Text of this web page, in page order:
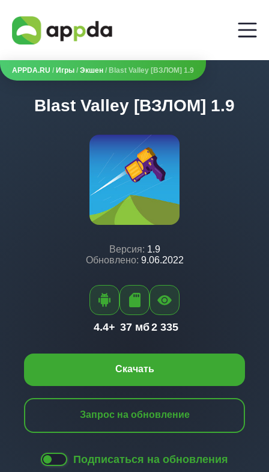
APPDA.RU / Игры / Экшен / Blast Valley [ВЗЛОМ] 1.9
Blast Valley [ВЗЛОМ] 1.9
Версия: 1.9
Обновлено: 9.06.2022
Скачать
Запрос на обновление
Подписаться на обновления
4.4+ 37 мб2 335